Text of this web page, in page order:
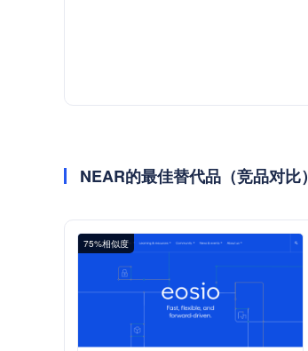
NEAR的最佳替代品（竞品对比）
75%相似度